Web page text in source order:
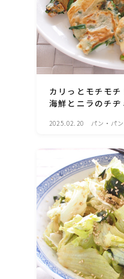
カリっとモチモ
海鮮とニラのチヂ
2025.02.20
パン・パ